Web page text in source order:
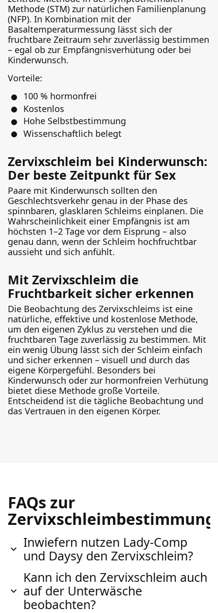
Methode (STM) zur natürlichen Familienplanung
(NFP). In Kombination mit der
Basaltemperaturmessung lässt sich der
fruchtbare Zeitraum sehr zuverlässig bestimmen
– egal ob zur Empfängnisverhütung oder bei
Kinderwunsch.
Vorteile:
100 % hormonfrei
Kostenlos
Hohe Selbstbestimmung
Wissenschaftlich belegt
Zervixschleim bei Kinderwunsch:
Der beste Zeitpunkt für Sex
Paare mit Kinderwunsch sollten den
Geschlechtsverkehr genau in der Phase des
spinnbaren, glasklaren Schleims einplanen. Die
Wahrscheinlichkeit einer Empfängnis ist am
höchsten 1–2 Tage vor dem Eisprung – also
genau dann, wenn der Schleim hochfruchtbar
aussieht und sich anfühlt.
Mit Zervixschleim die
Fruchtbarkeit sicher erkennen
Die Beobachtung des Zervixschleims ist eine
natürliche, effektive und kostenlose Methode,
um den eigenen Zyklus zu verstehen und die
fruchtbaren Tage zuverlässig zu bestimmen. Mit
ein wenig Übung lässt sich der Schleim einfach
und sicher erkennen – visuell und durch das
eigene Körpergefühl. Besonders bei
Kinderwunsch oder zur hormonfreien Verhütung
bietet diese Methode große Vorteile.
Entscheidend ist die tägliche Beobachtung und
das Vertrauen in den eigenen Körper.
FAQs zur
Zervixschleimbestimmung
Inwiefern nutzen Lady-Comp
und Daysy den Zervixschleim?
Kann ich den Zervixschleim auch
auf der Unterwäsche
beobachten?